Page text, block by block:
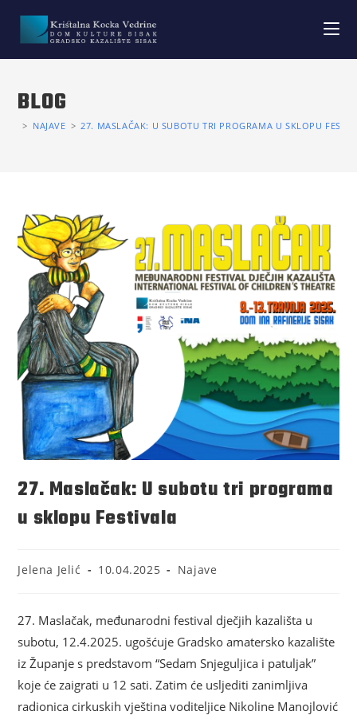
BLOG
> NAJAVE > 27. MASLAČAK: U SUBOTU TRI PROGRAMA U SKLOPU
27. Maslačak: U subotu tri programa
u sklopu Festivala
Jelena Jelić 10.04.2025 Najave
27. Maslačak, međunarodni festival dječjih kazališta u
subotu, 12.4.2025. ugošćuje Gradsko amatersko kazalište
iz Županje s predstavom “Sedam Snjeguljica i patuljak”
koje će zaigrati u 12 sati. Zatim će usljediti zanimljiva
radionica cirkuskih vještina voditeljice Nikoline Manojlović